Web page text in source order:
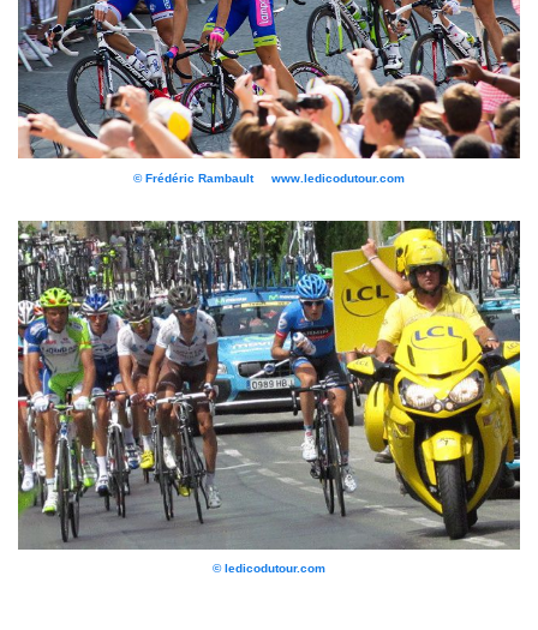
© Frédéric Rambault www.ledicodutour.com
© ledicodutour.com